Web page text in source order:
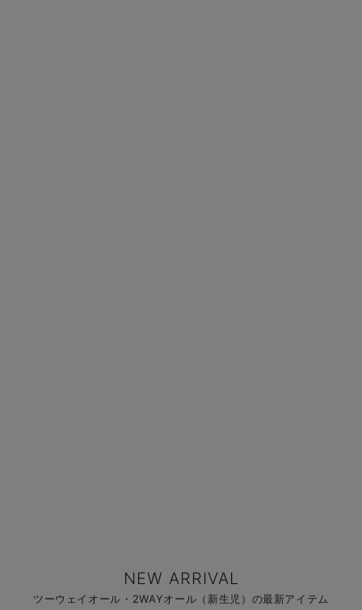
NEW ARRIVAL
ツーウェイオール・2WAYオール（新生児）の最新アイテム